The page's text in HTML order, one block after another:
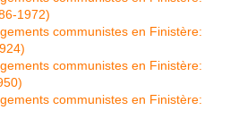
1972)
communistes en Finistère:
communistes en Finistère:
communistes en Finistère: